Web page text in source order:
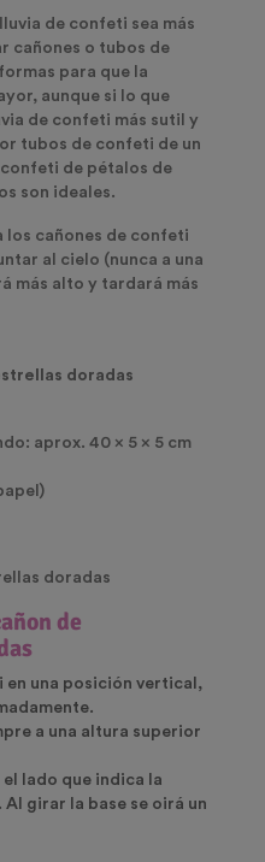
de confeti sea más
cañones o tubos de
para que la
aunque si lo que
de confeti más sutil y
tubos de confeti de un
de pétalos de
son ideales.
los cañones de confeti
al cielo (nunca a una
más alto y tardará más
doradas
aprox. 40 x 5 x 5 cm
doradas
de
una posición vertical,
a una altura superior
lado que indica la
girar la base se oirá un